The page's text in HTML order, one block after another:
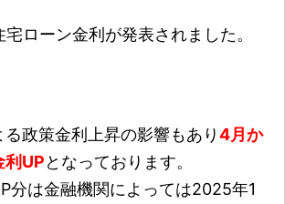
ローン金利が発表されました。
政策金利上昇の影響もあり4月か
利UPとなっております。
分は金融機関によっては2025年1